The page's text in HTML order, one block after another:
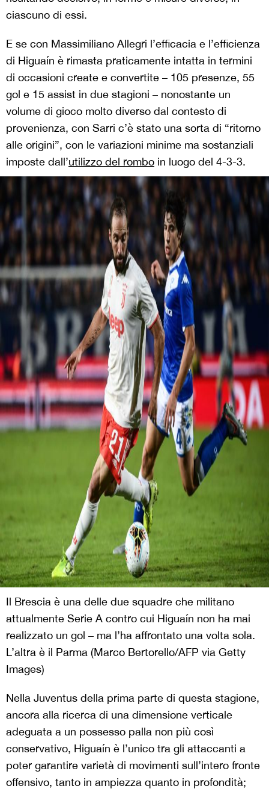
ciascuno di essi.
E se con Massimiliano Allegri l’efficacia e l’efficienza
di Higuaín è rimasta praticamente intatta in termini
di occasioni create e convertite – 105 presenze, 55
gol e 15 assist in due stagioni – nonostante un
volume di gioco molto diverso dal contesto di
provenienza, con Sarri c’è stato una sorta di “ritorno
alle origini”, con le variazioni minime ma sostanziali
imposte dall’utilizzo del rombo in luogo del 4-3-3.
Il Brescia è una delle due squadre che militano
attualmente Serie A contro cui Higuaín non ha mai
realizzato un gol – ma l’ha affrontato una volta sola.
L’altra è il Parma (Marco Bertorello/AFP via Getty
Images)
Nella Juventus della prima parte di questa stagione,
ancora alla ricerca di una dimensione verticale
adeguata a un possesso palla non più così
conservativo, Higuaín è l’unico tra gli attaccanti a
poter garantire varietà di movimenti sull’intero fronte
offensivo, tanto in ampiezza quanto in profondità;